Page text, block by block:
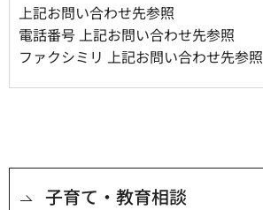
上記お問い合わせ先参照
電話番号 上記お問い合わせ先参照
ファクシミリ 上記お問い合わせ先参照
子育て・教育相談